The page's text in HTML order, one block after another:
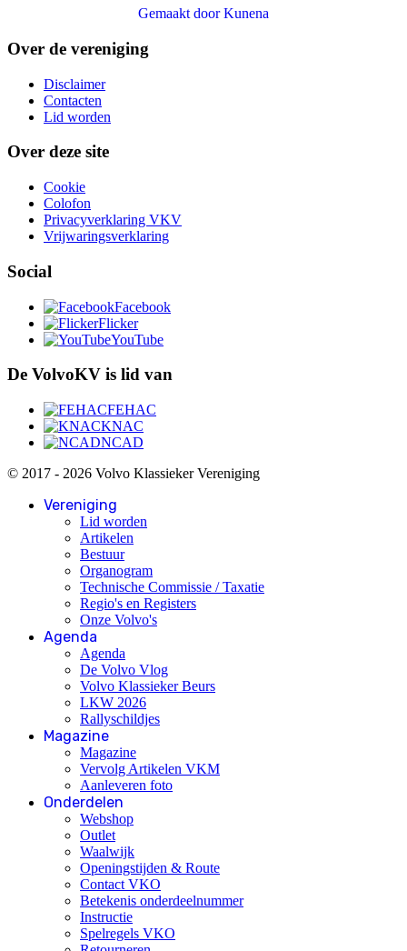
Gemaakt doorKunena
Over de vereniging
Disclaimer
Contacten
Lid worden
Over deze site
Cookie
Colofon
Privacyverklaring VKV
Vrijwaringsverklaring
Social
Facebook
Flicker
YouTube
De VolvoKV is lid van
FEHAC
KNAC
NCAD
© 2017 - 2026 Volvo Klassieker Vereniging
Vereniging
Lid worden
Artikelen
Bestuur
Organogram
Technische Commissie / Taxatie
Regio's en Registers
Onze Volvo's
Agenda
Agenda
De Volvo Vlog
Volvo Klassieker Beurs
LKW 2026
Rallyschildjes
Magazine
Magazine
Vervolg Artikelen VKM
Aanleveren foto
Onderdelen
Webshop
Outlet
Waalwijk
Openingstijden & Route
Contact VKO
Betekenis onderdeelnummer
Instructie
Spelregels VKO